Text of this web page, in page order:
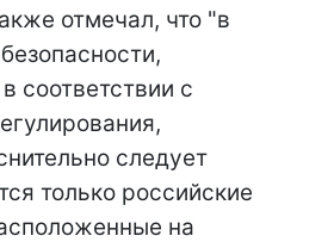
отмечал, что "в
соответствии с
следует
только российские
на